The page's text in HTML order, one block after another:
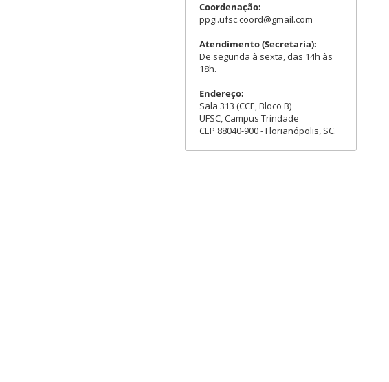
Coordenação:
ppgi.ufsc.coord@gmail.com
Atendimento (Secretaria):
De segunda à sexta, das 14h às
18h.
Endereço:
Sala 313 (CCE, Bloco B)
UFSC, Campus Trindade
CEP 88040-900 - Florianópolis, SC.